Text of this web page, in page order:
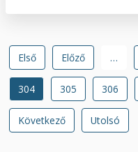
Első
oldal
Első
Előző
oldal
Előző …
Jelenlegi
oldal
304 Oldal
305 Oldal
306
Következő
oldal
Következő
Utolsó
oldal
Utolsó